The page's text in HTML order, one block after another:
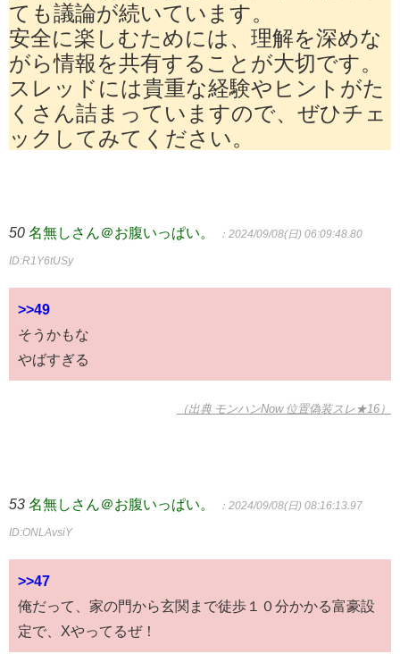
ても議論が続いています。
安全に楽しむためには、理解を深めな
がら情報を共有することが大切です。
スレッドには貴重な経験やヒントがた
くさん詰まっていますので、ぜひチェ
ックしてみてください。
50 名無しさん＠お腹いっぱい。 ：2024/09/08(日) 06:09:48.80
ID:R1Y6tUSy
>>49
そうかもな
やばすぎる
（出典 モンハンNow 位置偽装スレ★16）
53 名無しさん＠お腹いっぱい。 ：2024/09/08(日) 08:16:13.97
ID:ONLAvsiY
>>47
俺だって、家の門から玄関まで徒歩１０分かかる富豪設
定で、Xやってるぜ！